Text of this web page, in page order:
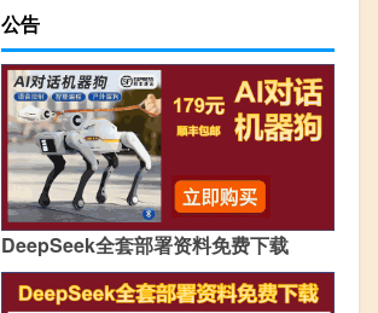
公告
DeepSeek全套部署资料免费下载